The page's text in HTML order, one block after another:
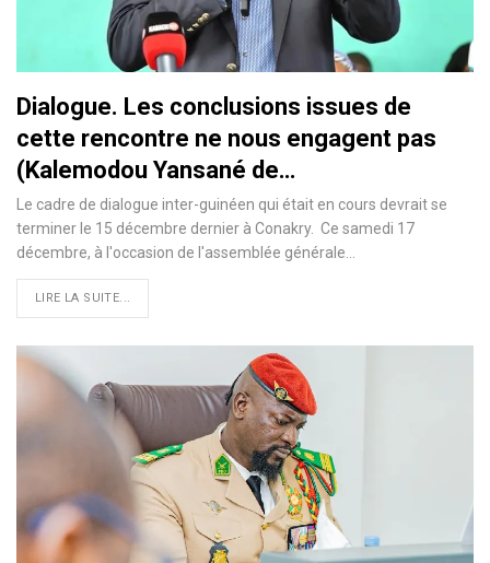
Dialogue. Les conclusions issues de
cette rencontre ne nous engagent pas
(Kalemodou Yansané de…
Le cadre de dialogue inter-guinéen qui était en cours devrait se
terminer le 15 décembre dernier à Conakry. Ce samedi 17
décembre, à l'occasion de l'assemblée générale…
LIRE LA SUITE...